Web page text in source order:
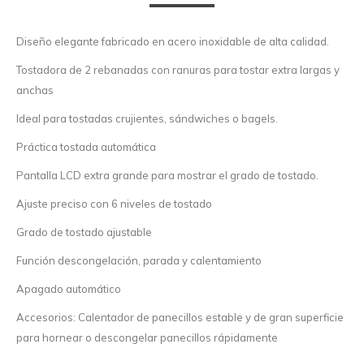
Diseño elegante fabricado en acero inoxidable de alta calidad.
Tostadora de 2 rebanadas con ranuras para tostar extra largas y
anchas
Ideal para tostadas crujientes, sándwiches o bagels.
Práctica tostada automática
Pantalla LCD extra grande para mostrar el grado de tostado.
Ajuste preciso con 6 niveles de tostado
Grado de tostado ajustable
Función descongelación, parada y calentamiento
Apagado automático
Accesorios: Calentador de panecillos estable y de gran superficie
para hornear o descongelar panecillos rápidamente